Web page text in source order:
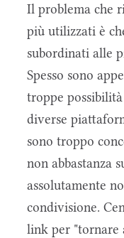
Il problema che
più utilizzati è
subordinati alle
Spesso sono
troppe
diverse
sono troppo
non abbastanza
assolutamente
condivisione.
link per "tornare